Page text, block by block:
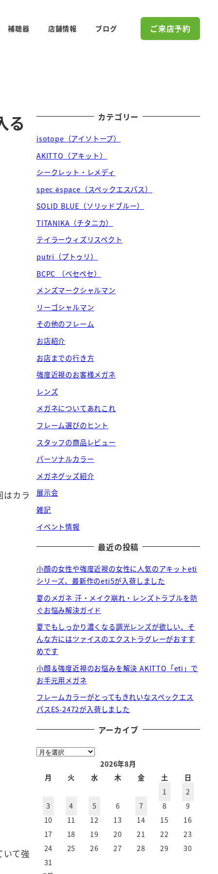
補聴器 店舗情報 ブログ ご来店予約
る
はカラ
いて強
カテゴリー
isotope（アイソトープ）
AKITTO（アキット）
シークレット・レメディ
spec ēspace（スペックエスパス）
SOLID BLUE（ソリッドブルー）
TITANIKA（チタニカ）
テイラーウィズリスペクト
putri（プトゥリ）
BCPC （ベセペセ）
メンズマークシャルマン
リーゴシャルマン
その他のフレーム
お店紹介
お店までの行き方
強度近視のお客様メガネ
レンズ
メガネについてあれこれ
フレーム選びのヒント
スタッフの商品レビュー
パーソナルカラー
メガネグッズ紹介
展示会
雑記
イベント情報
最近の投稿
小顔の女性や強度近視の女性に人気のアキットeti
シリーズ、最新作のeti5が入荷しました
夏のメガネ 汗・メイク崩れ・レンズトラブルを防
ぐお悩み解決ガイド
夏でもしっかり濃くなる調光レンズが欲しい、そ
んな方にはツァイスのエクストラグレーがおすす
めです
小顔＆強度近視のお悩みを解決 AKITTO「eti」で
お手元用メガネ
フレームカラーがとってもきれいなスペックエス
パスES-2472が入荷しました
アーカイブ
ア
2026年8月
月
火 水 木 金 土
日
1
2
3
4 5 6 7 8
9
10
11 12 13 14 15
16
17
18 19 20 21 22
23
24
25 26 27 28 29
30
31